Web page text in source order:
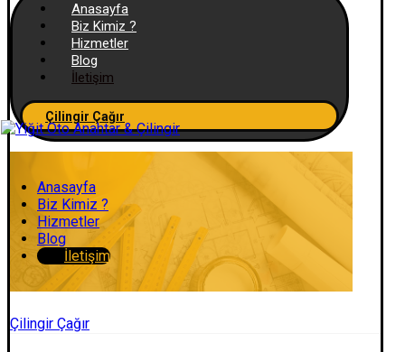
Anasayfa
Biz Kimiz ?
Hizmetler
Blog
İletişim
Çilingir Çağır
Anasayfa
Biz Kimiz ?
Hizmetler
Blog
İletişim
Çilingir Çağır